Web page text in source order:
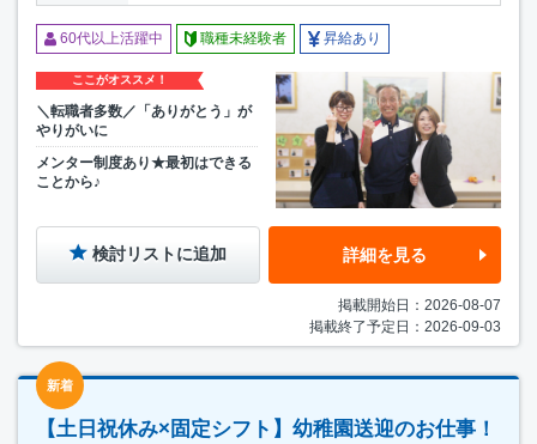
60代以上活躍中 職種未経験者 昇給あり
ここがオススメ！
＼転職者多数／「ありがとう」が
やりがいに
メンター制度あり★最初はできる
ことから♪
検討リストに追加 詳細を見る
掲載開始日：2026-08-07
掲載終了予定日：2026-09-03
新着
【土日祝休み×固定シフト】幼稚園送迎のお仕事！